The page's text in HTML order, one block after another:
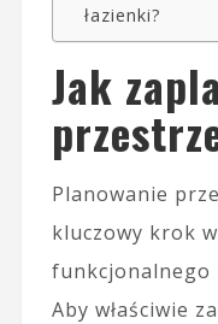
łazienki?
Jak
Planowanie
kluczowy krok
funkcjonalnego
Aby właściwie